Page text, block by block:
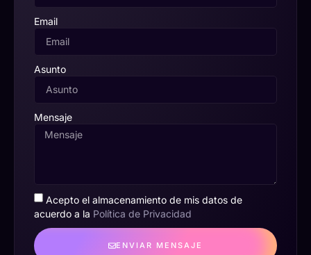
Email
Asunto
Mensaje
Acepto el almacenamiento de mis datos de
acuerdo a la Política de Privacidad
ENVIAR MENSAJE